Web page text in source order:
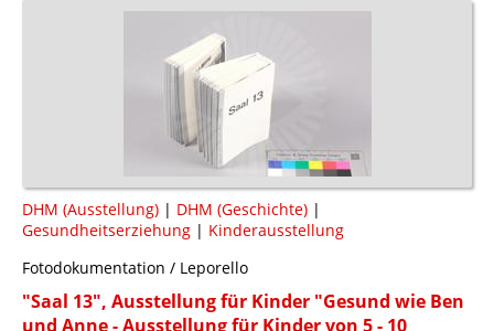
DHM (Ausstellung) | DHM (Geschichte) |
Gesundheitserziehung | Kinderausstellung
Fotodokumentation / Leporello
"Saal 13", Ausstellung für Kinder "Gesund wie Ben
und Anne - Ausstellung für Kinder von 5 - 10